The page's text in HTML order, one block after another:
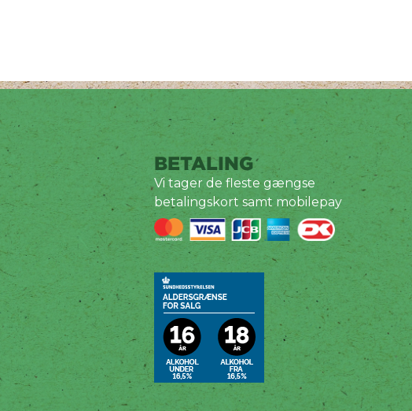
BETALING
Vi tager de fleste gængse
betalingskort samt mobilepay